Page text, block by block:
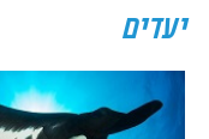
יעדים